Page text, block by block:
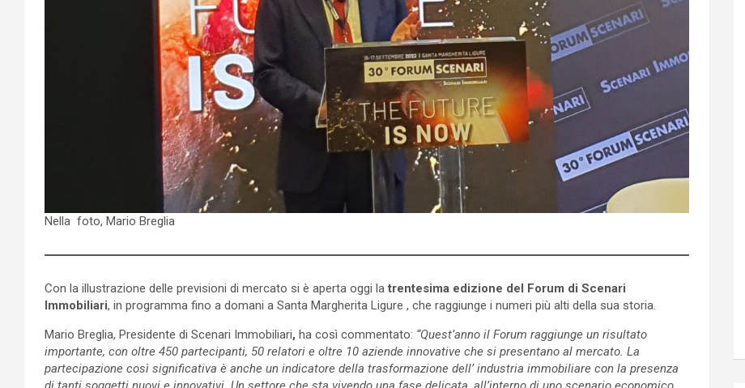
Nella foto, Mario Breglia
Con la illustrazione delle previsioni di mercato si è aperta oggi latrentesima edizione del Forum di Scenari
Immobiliari, in programma fino a domani a Santa Margherita Ligure , che raggiunge i numeri più alti della sua storia.
Mario Breglia, Presidente di Scenari Immobiliari, ha così commentato: “Quest’anno il Forum raggiunge un risultato
importante, con oltre 450 partecipanti, 50 relatori e oltre 10 aziende innovative che si presentano al mercato. La
partecipazione così significativa è anche un indicatore della trasformazione dell’ industria immobiliare con la presenza